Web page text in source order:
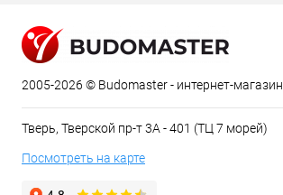
2005-2026 © Budomaster - интернет-магазин
Тверь, Тверской пр-т 3А - 401 (ТЦ 7 морей)
Посмотреть на карте